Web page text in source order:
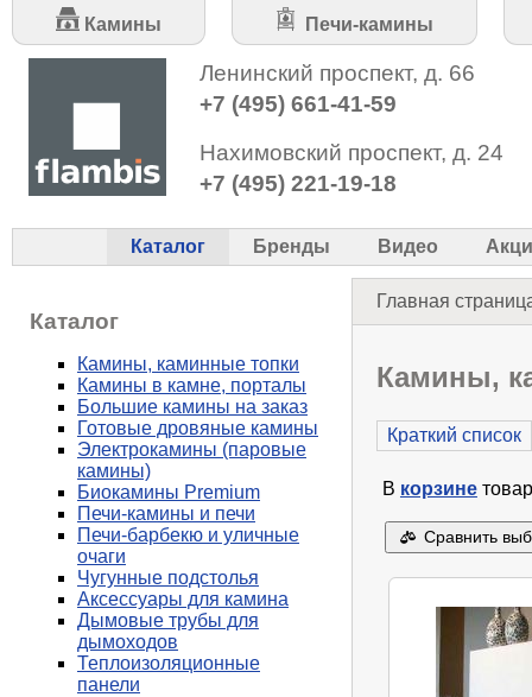
Камины Печи-камины
Ленинский проспект, д. 66
+7 (495) 661-41-59
Нахимовский проспект, д. 24
+7 (495) 221-19-18
Каталог Бренды Видео
Главная
Камины,
Краткий список
В корзине
Сравнить
Каталог
Камины, каминные топки
Камины в камне, порталы
Большие камины на заказ
Готовые дровяные камины
Электрокамины (паровые
камины)
Биокамины Premium
Печи-камины и печи
Печи-барбекю и уличные
очаги
Чугунные подстолья
Аксессуары для камина
Дымовые трубы для
дымоходов
Теплоизоляционные
панели